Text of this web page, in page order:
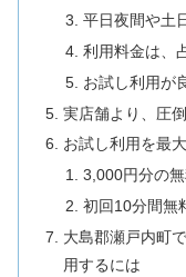
平日夜間や土
利用料金は、
お試し利用が
実店舗より、圧
お試し利用を最
3,000円分の
初回10分間無
大島郡瀬戸内町
用するには